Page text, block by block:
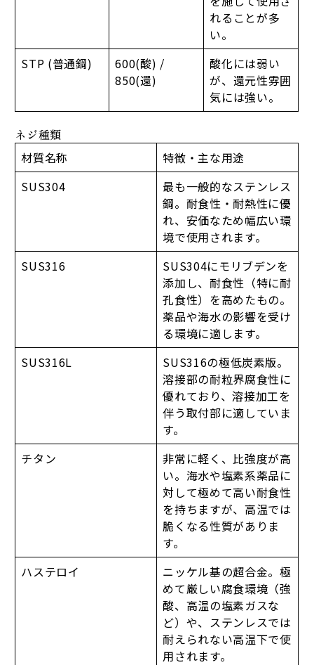
れることが多
い。
STP (普通鋼)
600(酸) /
850(還)
酸化には弱い
が、還元性雰囲
気には強い。
ネジ種類
材質名称
特徴・主な用途
SUS304
最も一般的なステンレス
鋼。耐食性・耐熱性に優
れ、安価なため幅広い環
境で使用されます。
SUS316
SUS304にモリブデンを
添加し、耐食性（特に耐
孔食性）を高めたもの。
薬品や海水の影響を受け
る環境に適します。
SUS316L
SUS316の極低炭素版。
溶接部の耐粒界腐食性に
優れており、溶接加工を
伴う取付部に適していま
す。
チタン
非常に軽く、比強度が高
い。海水や塩素系薬品に
対して極めて高い耐食性
を持ちますが、高温では
脆くなる性質がありま
す。
ハステロイ
ニッケル基の超合金。極
めて厳しい腐食環境（強
酸、高温の塩素ガスな
ど）や、ステンレスでは
耐えられない高温下で使
用されます。